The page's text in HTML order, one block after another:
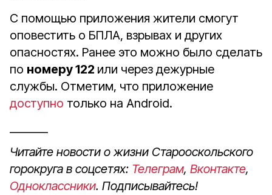
С помощью приложения жители смогут
оповестить о БПЛА, взрывах и других
опасностях. Ранее это можно было сделать
по номеру 122 или через дежурные
службы. Отметим, что приложение
доступно только на Android.
Читайте новости о жизни Старооскольского
горокруга в соцсетях: Телеграм, Вконтакте,
Одноклассники. Подписывайтесь!